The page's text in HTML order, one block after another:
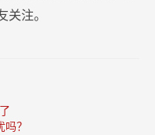
关注。
？